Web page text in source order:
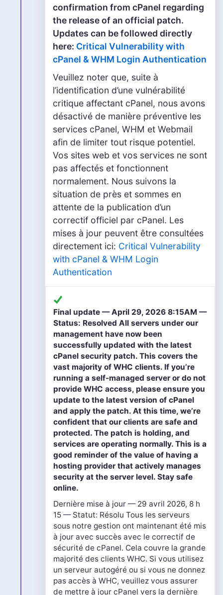
confirmation from cPanel regarding
the release of an official patch.
Updates can be followed directly
here: Critical Vulnerability with
cPanel & WHM Login Authentication
Veuillez noter que, suite à
l’identification d’une vulnérabilité
critique affectant cPanel, nous avons
désactivé de manière préventive les
services cPanel, WHM et Webmail
afin de limiter tout risque potentiel.
Vos sites web et vos services ne sont
pas affectés et fonctionnent
normalement. Nous suivons la
situation de près et sommes en
attente de la publication d’un
correctif officiel par cPanel. Les
mises à jour peuvent être consultées
directement ici: Critical Vulnerability
with cPanel & WHM Login
Authentication
Final update — April 29, 2026 8:15AM —
Status: Resolved All servers under our
management have now been
successfully updated with the latest
cPanel security patch. This covers the
vast majority of WHC clients. If you’re
running a self-managed server or do not
provide WHC access, please ensure you
update to the latest version of cPanel
and apply the patch. At this time, we’re
confident that our clients are safe and
protected. The patch is holding, and
services are operating normally. This is a
good reminder of the value of having a
hosting provider that actively manages
security at the server level. Stay safe
online.
Dernière mise à jour — 29 avril 2026, 8 h
15 — Statut: Résolu Tous les serveurs
sous notre gestion ont maintenant été mis
à jour avec succès avec le correctif de
sécurité de cPanel. Cela couvre la grande
majorité des clients WHC. Si vous utilisez
un serveur autogéré ou si vous ne donnez
pas accès à WHC, veuillez vous assurer
de mettre à jour cPanel vers la dernière